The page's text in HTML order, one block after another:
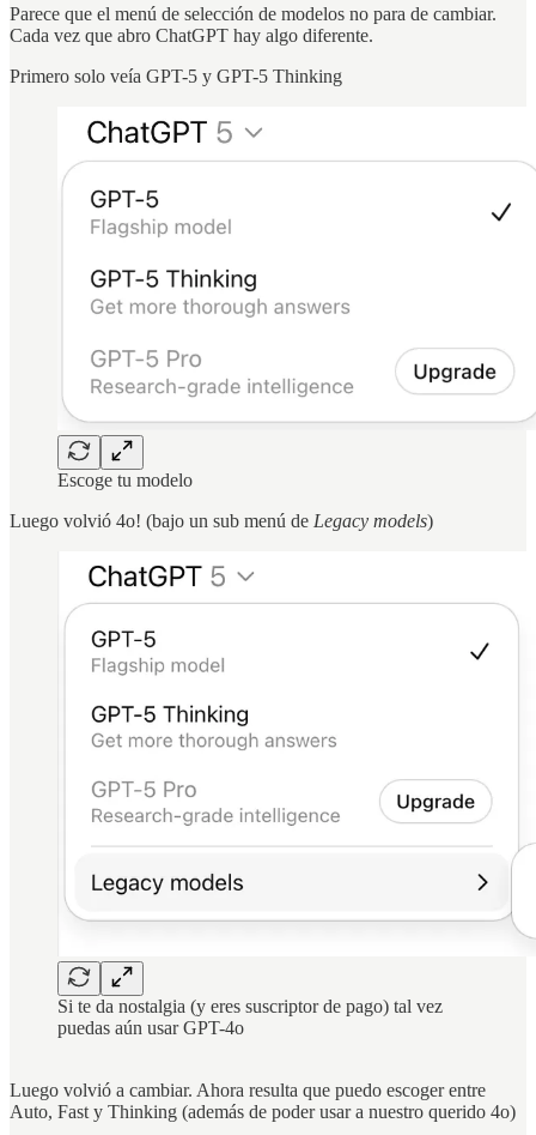
Parece que el menú de selección de modelos no para de cambiar.
Cada vez que abro ChatGPT hay algo diferente.
Primero solo veía GPT-5 y GPT-5 Thinking
Escoge tu modelo
Luego volvió 4o! (bajo un sub menú de Legacy models)
Si te da nostalgia (y eres suscriptor de pago) tal vez
puedas aún usar GPT-4o
Luego volvió a cambiar. Ahora resulta que puedo escoger entre
Auto, Fast y Thinking (además de poder usar a nuestro querido 4o)